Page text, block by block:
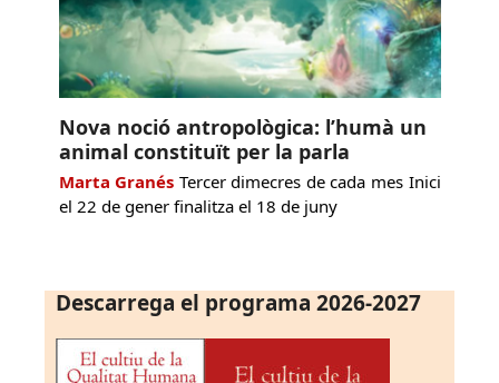
Nova noció antropològica: l’humà un
animal constituït per la parla
Marta Granés Tercer dimecres de cada mes Inici
el 22 de gener finalitza el 18 de juny
Descarrega el programa 2026-2027